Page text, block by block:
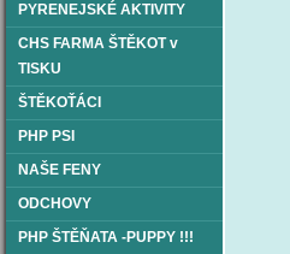
PYRENEJSKÉ AKTIVITY
CHS FARMA ŠTĚKOT v
TISKU
ŠTĚKOŤÁCI
PHP PSI
NAŠE FENY
ODCHOVY
PHP ŠTĚŇATA -PUPPY !!!